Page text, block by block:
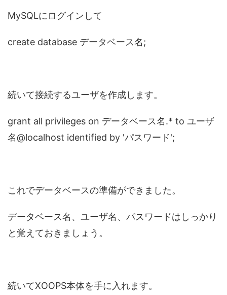
MySQLにログインして
create database データベース名;
続いて接続するユーザを作成します。
grant all privileges on データベース名.* to ユーザ
名@localhost identified by 'パスワード';
これでデータベースの準備ができました。
データベース名、ユーザ名、パスワードはしっかり
と覚えておきましょう。
続いてXOOPS本体を手に入れます。